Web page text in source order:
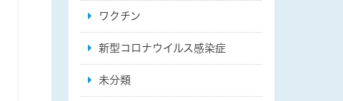
ワクチン
新型コロナウイルス感染症
未分類